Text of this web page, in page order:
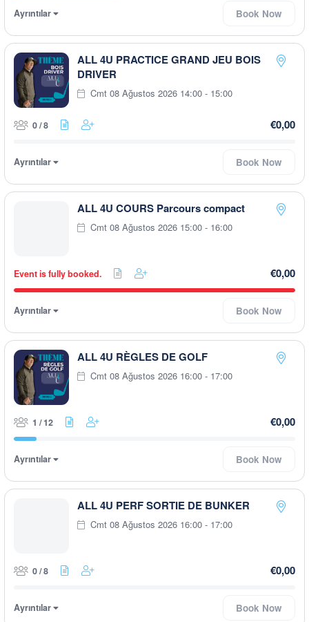
Ayrıntılar Book Now
ALL 4U PRACTICE GRAND JEU BOIS
DRIVER
Cmt 08 Ağustos 2026 14:00 - 15:00
0 / 8 €0,00
Ayrıntılar Book Now
ALL 4U COURS Parcours compact
Cmt 08 Ağustos 2026 15:00 - 16:00
Event is fully booked. €0,00
Ayrıntılar Book Now
ALL 4U RÈGLES DE GOLF
Cmt 08 Ağustos 2026 16:00 - 17:00
1 / 12 €0,00
Ayrıntılar Book Now
ALL 4U PERF SORTIE DE BUNKER
Cmt 08 Ağustos 2026 16:00 - 17:00
0 / 8 €0,00
Ayrıntılar Book Now